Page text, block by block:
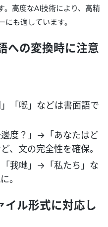
。高度なAI技術により、高精
も適しています。
への変換時に注意
」「嘅」などは書面語で
邊度？」→「あなたはど
、文の完全性を確保。
「我哋」→「私たち」な
。
イル形式に対応し